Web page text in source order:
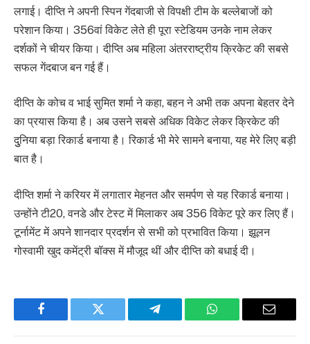
लगाई। दीप्ति ने अपनी स्पिन गेंदबाजी से विपक्षी टीम के बल्लेबाजों को
परेशान किया। 356वां विकेट लेते ही पूरा स्टेडियम उनके नाम लेकर
दर्शकों ने चीयर किया। दीप्ति अब महिला अंतरराष्ट्रीय क्रिकेट की सबसे
सफल गेंदबाज बन गई हैं।
दीप्ति के कोच व भाई सुमित शर्मा ने कहा, बहन ने अभी तक अपना बेहतर देने
का प्रयास किया है। अब उसने सबसे अधिक विकेट लेकर क्रिकेट की
दुुनिया बड़ा रिकार्ड बनाया है। रिकार्ड भी मेरे सामने बनाया, यह मेरे लिए बड़ी
बात है।
दीप्ति शर्मा ने करियर में लगातार मेहनत और समर्पण से यह रिकार्ड बनाया।
उन्होंने टी20, वनडे और टेस्ट में मिलाकर अब 356 विकेट पूरे कर लिए हैं।
टूर्नामेंट में अपने शानदार प्रदर्शन से सभी को प्रभावित किया। झूलन
गोस्वामी खुद कमेंट्री बॉक्स में मौजूद थीं और दीप्ति को बधाई दी।
Facebook Twitter Telegram WhatsApp Email